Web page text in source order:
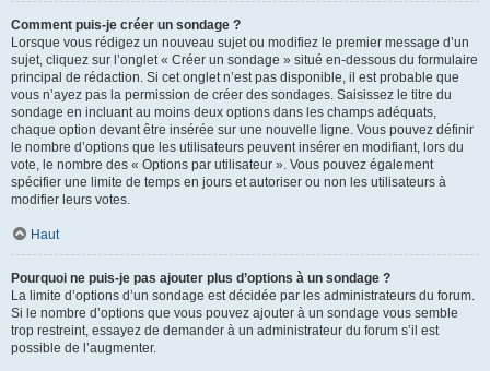
Comment puis-je créer un sondage ?
Lorsque vous rédigez un nouveau sujet ou modifiez le premier message d’un
sujet, cliquez sur l’onglet « Créer un sondage » situé en-dessous du formulaire
principal de rédaction. Si cet onglet n’est pas disponible, il est probable que
vous n’ayez pas la permission de créer des sondages. Saisissez le titre du
sondage en incluant au moins deux options dans les champs adéquats,
chaque option devant être insérée sur une nouvelle ligne. Vous pouvez définir
le nombre d’options que les utilisateurs peuvent insérer en modifiant, lors du
vote, le nombre des « Options par utilisateur ». Vous pouvez également
spécifier une limite de temps en jours et autoriser ou non les utilisateurs à
modifier leurs votes.
Haut
Pourquoi ne puis-je pas ajouter plus d’options à un sondage ?
La limite d’options d’un sondage est décidée par les administrateurs du forum.
Si le nombre d’options que vous pouvez ajouter à un sondage vous semble
trop restreint, essayez de demander à un administrateur du forum s’il est
possible de l’augmenter.